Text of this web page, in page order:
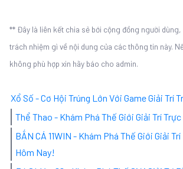
** Đây là liên kết chia sẻ bới cộng đồng người
trách nhiệm gì về nội dung của các thông tin này.
không phù hợp xin hãy báo cho admin.
Xổ Số - Cơ Hội Trúng Lớn Với Game Giải Trí
Thể Thao - Khám Phá Thế Giới Giải Trí
BẮN CÁ 11WIN - Khám Phá Thế Giới Giải
Hôm Nay!